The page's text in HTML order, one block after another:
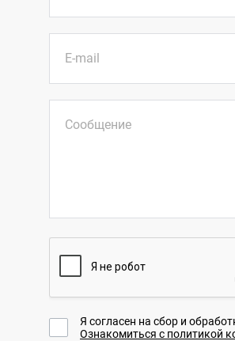
E-mail
Сообщение
Я согласен на сбор и
Ознакомиться с политикой